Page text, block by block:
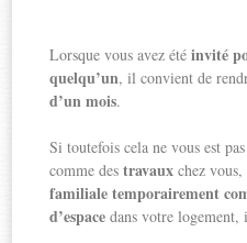
Lorsque vous avez étéinvité
quelqu’un, il convient de
d’un mois.
Si toutefois cela ne vous est
comme destravaux chez
familiale temporairement
d’espace dans votre logement,